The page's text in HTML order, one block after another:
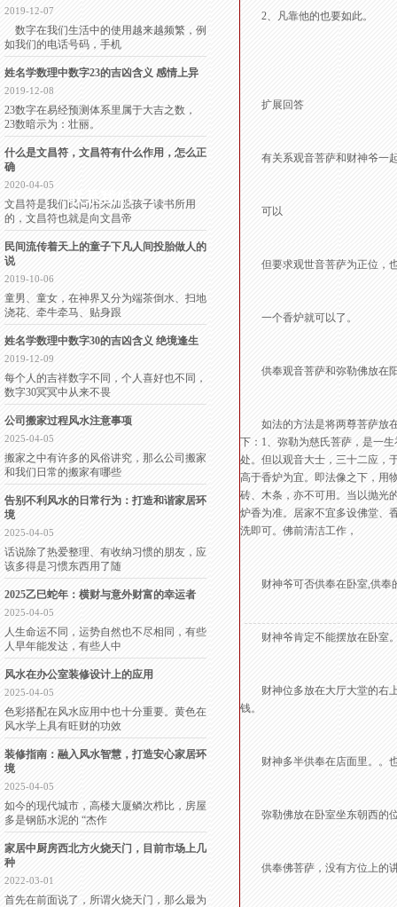
2、凡靠他的也要如此。
扩展回答
有关系观音菩萨和财神爷一
可以
但要求观世音菩萨为正位，也
一个香炉就可以了。
供奉观音菩萨和弥勒佛放在
如法的方法是将两尊菩萨放在
下：1、弥勒为慈氏菩萨，是一
处。但以观音大士，三十二应，
高于香炉为宜。即法像之下，用
砖、木条，亦不可用。当以抛光
炉香为准。居家不宜多设佛堂、
洗即可。佛前清洁工作，
财神爷可否供奉在卧室,供奉
财神爷肯定不能摆放在卧室
财神位多放在大厅大堂的右上
钱。
财神多半供奉在店面里。。也
弥勒佛放在卧室坐东朝西的
供奉佛菩萨，没有方位上的讲
2019-12-07
数字在我们生活中的使用越来越频繁，例
如我们的电话号码，手机
姓名学数理中数字23的吉凶含义 感情上异
2019-12-08
23数字在易经预测体系里属于大吉之数，
23数暗示为：壮丽。
什么是文昌符，文昌符有什么作用，怎么正
确
2020-04-05
文昌符是我们民间用来加强孩子读书所用
的，文昌符也就是向文昌帝
民间流传着天上的童子下凡人间投胎做人的
说
2019-10-06
童男、童女，在神界又分为端茶倒水、扫地
浇花、牵牛牵马、贴身跟
姓名学数理中数字30的吉凶含义 绝境逢生
2019-12-09
每个人的吉祥数字不同，个人喜好也不同，
数字30冥冥中从来不畏
公司搬家过程风水注意事项
2025-04-05
搬家之中有许多的风俗讲究，那么公司搬家
和我们日常的搬家有哪些
告别不利风水的日常行为：打造和谐家居环
境
2025-04-05
话说除了热爱整理、有收纳习惯的朋友，应
该多得是习惯东西用了随
2025乙巳蛇年：横财与意外财富的幸运者
2025-04-05
人生命运不同，运势自然也不尽相同，有些
人早年能发达，有些人中
风水在办公室装修设计上的应用
2025-04-05
色彩搭配在风水应用中也十分重要。黄色在
风水学上具有旺财的功效
装修指南：融入风水智慧，打造安心家居环
境
2025-04-05
如今的现代城市，高楼大厦鳞次栉比，房屋
多是钢筋水泥的 “杰作
家居中厨房西北方火烧天门，目前市场上几
种
2022-03-01
首先在前面说了，所谓火烧天门，那么最为
联系我们